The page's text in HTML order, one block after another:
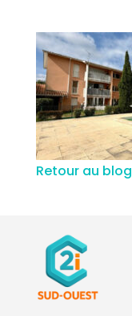
Retour au blog